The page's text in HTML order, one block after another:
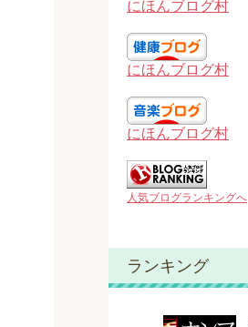
にほんブログ村
にほんブログ村
にほんブログ村
人気ブログランキングへ
ランキング